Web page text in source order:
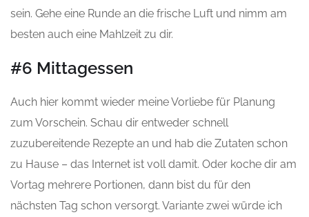
sein. Gehe eine Runde an die frische Luft und nimm am
besten auch eine Mahlzeit zu dir.
#6 Mittagessen
Auch hier kommt wieder meine Vorliebe für Planung
zum Vorschein. Schau dir entweder schnell
zuzubereitende Rezepte an und hab die Zutaten schon
zu Hause – das Internet ist voll damit. Oder koche dir am
Vortag mehrere Portionen, dann bist du für den
nächsten Tag schon versorgt. Variante zwei würde ich